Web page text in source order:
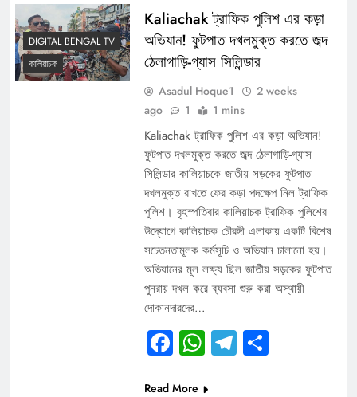
DIGITAL BENGAL TV
কালিয়াচক
Kaliachak ট্রাফিক পুলিশ এর কড়া
অভিযান! ফুটপাত দখলমুক্ত করতে জব্দ
ঠেলাগাড়ি-গ্যাস সিলিন্ডার
Asadul Hoque1
2 weeks
ago
1 1 mins
Kaliachak ট্রাফিক পুলিশ এর কড়া অভিযান!
ফুটপাত দখলমুক্ত করতে জব্দ ঠেলাগাড়ি-গ্যাস
সিলিন্ডার কালিয়াচকে জাতীয় সড়কের ফুটপাত
দখলমুক্ত রাখতে ফের কড়া পদক্ষেপ নিল ট্রাফিক
পুলিশ। বৃহস্পতিবার কালিয়াচক ট্রাফিক পুলিশের
উদ্যোগে কালিয়াচক চৌরঙ্গী এলাকায় একটি বিশেষ
সচেতনতামূলক কর্মসূচি ও অভিযান চালানো হয়।
অভিযানের মূল লক্ষ্য ছিল জাতীয় সড়কের ফুটপাত
পুনরায় দখল করে ব্যবসা শুরু করা অস্থায়ী
দোকানদারদের…
Facebook
WhatsApp
Telegram
Share
Read More